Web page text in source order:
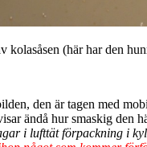
kolasåsen (här har den
den är tagen med
ändå hur smaskig den
i lufttät förpackning i